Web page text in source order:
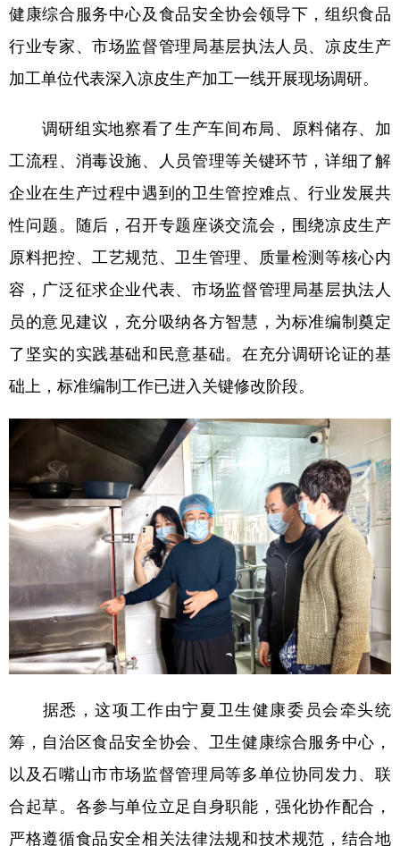
健康综合服务中心及食品安全协会领导下，组织食品
行业专家、市场监督管理局基层执法人员、凉皮生产
加工单位代表深入凉皮生产加工一线开展现场调研。
调研组实地察看了生产车间布局、原料储存、加
工流程、消毒设施、人员管理等关键环节，详细了解
企业在生产过程中遇到的卫生管控难点、行业发展共
性问题。随后，召开专题座谈交流会，围绕凉皮生产
原料把控、工艺规范、卫生管理、质量检测等核心内
容，广泛征求企业代表、市场监督管理局基层执法人
员的意见建议，充分吸纳各方智慧，为标准编制奠定
了坚实的实践基础和民意基础。在充分调研论证的基
础上，标准编制工作已进入关键修改阶段。
据悉，这项工作由宁夏卫生健康委员会牵头统
筹，自治区食品安全协会、卫生健康综合服务中心，
以及石嘴山市市场监督管理局等多单位协同发力、联
合起草。各参与单位立足自身职能，强化协作配合，
严格遵循食品安全相关法律法规和技术规范，结合地